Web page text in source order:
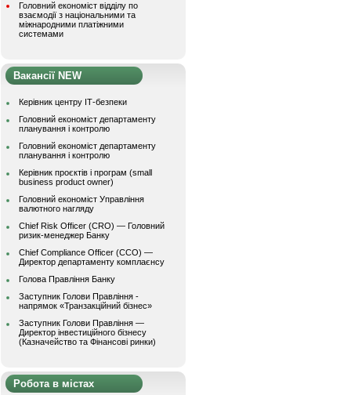
Головний економіст відділу по
взаємодії з національними та
міжнародними платіжними
системами
Вакансії NEW
Керівник центру ІТ-безпеки
Головний економіст департаменту
планування і контролю
Головний економіст департаменту
планування і контролю
Керівник проєктів і програм (small
business product owner)
Головний економіст Управління
валютного нагляду
Chief Risk Officer (CRO) — Головний
ризик-менеджер Банку
Chief Compliance Officer (CCO) —
Директор департаменту комплаєнсу
Голова Правління Банку
Заступник Голови Правління -
напрямок «Транзакційний бізнес»
Заступник Голови Правління —
Директор інвестиційного бізнесу
(Казначейство та Фінансові ринки)
Робота в містах